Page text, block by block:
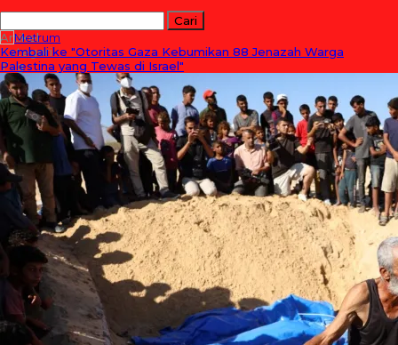
Artikel
Kategori
Tag
Kembali ke "Otoritas Gaza Kebumikan 88 Jenazah Warga
Palestina yang Tewas di Israel"